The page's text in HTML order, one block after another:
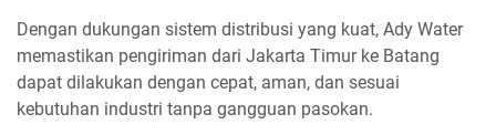
Dengan dukungan sistem distribusi yang kuat, Ady Water
memastikan pengiriman dari Jakarta Timur ke Batang
dapat dilakukan dengan cepat, aman, dan sesuai
kebutuhan industri tanpa gangguan pasokan.